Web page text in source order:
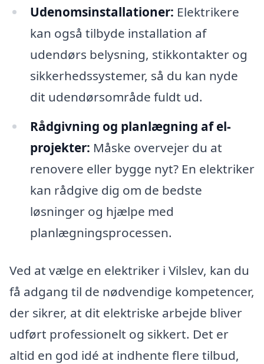
Udenomsinstallationer: Elektrikere
kan også tilbyde installation af
udendørs belysning, stikkontakter og
sikkerhedssystemer, så du kan nyde
dit udendørsområde fuldt ud.
Rådgivning og planlægning af el-
projekter: Måske overvejer du at
renovere eller bygge nyt? En elektriker
kan rådgive dig om de bedste
løsninger og hjælpe med
planlægningsprocessen.
Ved at vælge en elektriker i Vilslev, kan du
få adgang til de nødvendige kompetencer,
der sikrer, at dit elektriske arbejde bliver
udført professionelt og sikkert. Det er
altid en god idé at indhente flere tilbud,